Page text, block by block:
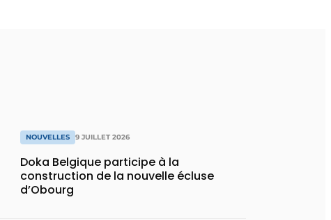
NOUVELLES 9 JUILLET 2026
Doka Belgique participe à la
construction de la nouvelle écluse
d’Obourg